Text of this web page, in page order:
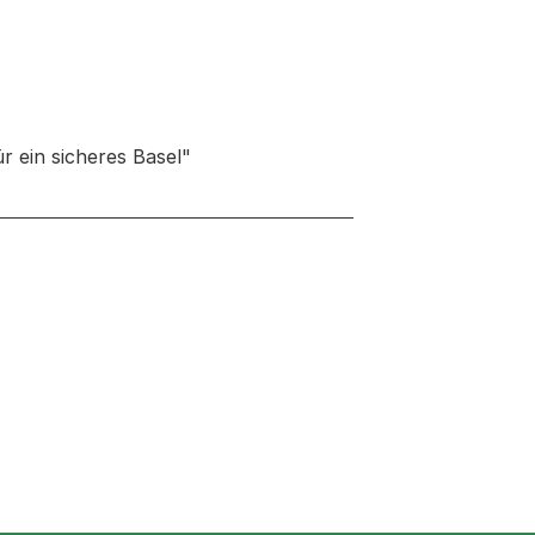
ein sicheres Basel"